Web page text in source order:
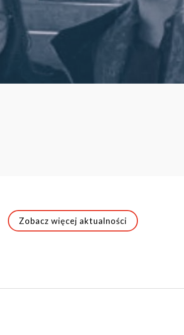
Zobacz więcej aktualności